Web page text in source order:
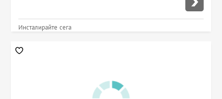
Инсталирайте сега